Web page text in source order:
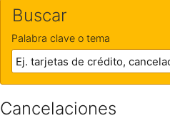
Buscar
Palabra clave o tema
Cancelaciones